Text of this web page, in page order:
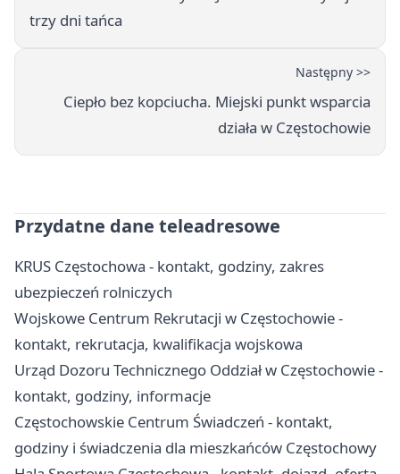
trzy dni tańca
Następny >>
Ciepło bez kopciucha. Miejski punkt wsparcia
działa w Częstochowie
Przydatne dane teleadresowe
KRUS Częstochowa - kontakt, godziny, zakres
ubezpieczeń rolniczych
Wojskowe Centrum Rekrutacji w Częstochowie -
kontakt, rekrutacja, kwalifikacja wojskowa
Urząd Dozoru Technicznego Oddział w Częstochowie -
kontakt, godziny, informacje
Częstochowskie Centrum Świadczeń - kontakt,
godziny i świadczenia dla mieszkańców Częstochowy